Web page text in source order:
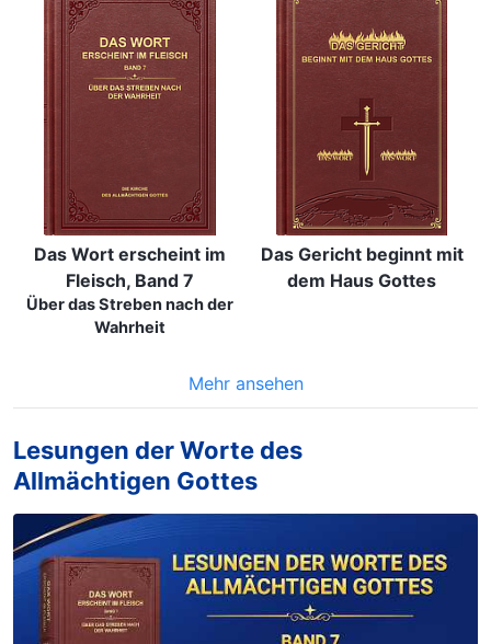
Das Wort erscheint im
Fleisch, Band 7
Über das Streben nach der
Wahrheit
Das Gericht beginnt mit
dem Haus Gottes
Mehr ansehen
Lesungen der Worte des
Allmächtigen Gottes